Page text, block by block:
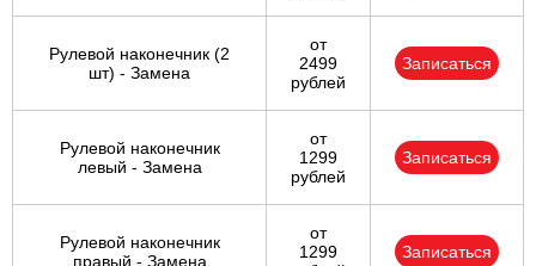
Рулевой наконечник (2
шт) - Замена
от
2499
рублей
Записаться
Рулевой наконечник
левый - Замена
от
1299
рублей
Записаться
Рулевой наконечник
правый - Замена
от
1299
Записаться